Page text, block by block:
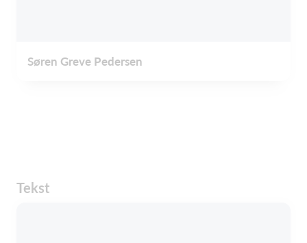
Søren Greve Pedersen
Tekst